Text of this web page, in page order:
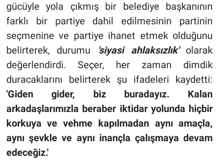
gücüyle yola çıkmış bir belediye başkanının
farklı bir partiye dahil edilmesinin partinin
seçmenine ve partiye ihanet etmek olduğunu
belirterek, durumu
'siyasi ahlaksızlık'olarak
değerlendirdi. Seçer, her zaman dimdik
duracaklarını belirterek şu ifadeleri kaydetti:
'Giden gider, biz buradayız. Kalan
arkadaşlarımızla beraber iktidar yolunda hiçbir
korkuya ve vehme kapılmadan aynı amaçla,
aynı şevkle ve aynı inançla çalışmaya devam
edeceğiz.'